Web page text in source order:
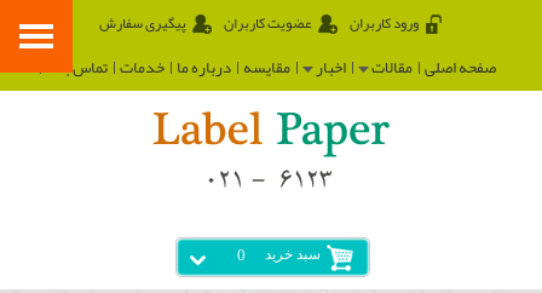
ورود کاربران عضویت کاربران پیگیری سفارش
صفحه اصلی مقالات اخبار مقایسه درباره ما خدمات تماس با ما
سبد خرید 0